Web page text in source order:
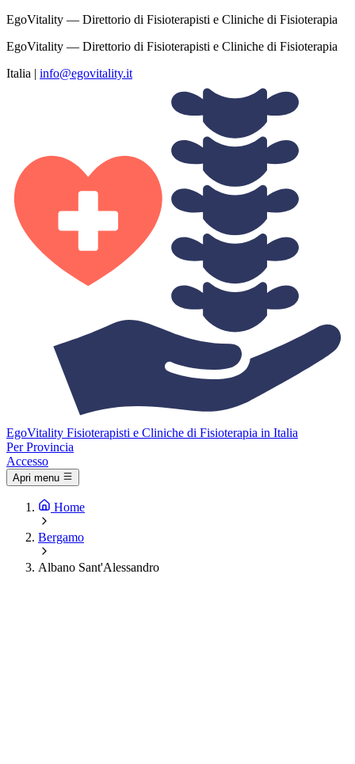
EgoVitality — Direttorio di Fisioterapisti e Cliniche di Fisioterapia
EgoVitality — Direttorio di Fisioterapisti e Cliniche di Fisioterapia
Italia | info@egovitality.it
EgoVitality Fisioterapisti e Cliniche di Fisioterapia in Italia
Per Provincia
Accesso
Apri menu
Home
Bergamo
Albano Sant'Alessandro